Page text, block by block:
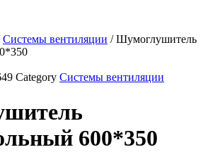
Системы вентиляции / Шумоглушитель
Category Системы вентиляции
600*350